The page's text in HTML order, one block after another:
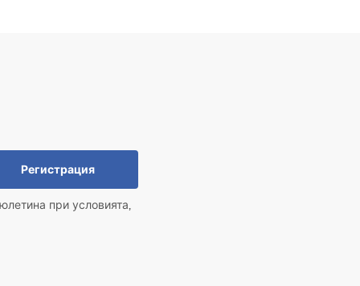
Регистрация
при условията,